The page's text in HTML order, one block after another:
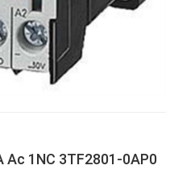
1NC 3TF2801-0AP0